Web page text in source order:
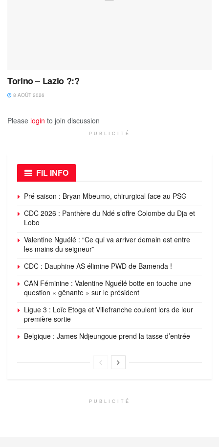
Torino – Lazio ?:?
8 AOÛT 2026
Please login to join discussion
PUBLICITÉ
FIL INFO
Pré saison : Bryan Mbeumo, chirurgical face au PSG
CDC 2026 : Panthère du Ndé s’offre Colombe du Dja et
Lobo
Valentine Nguélé : “Ce qui va arriver demain est entre
les mains du seigneur”
CDC : Dauphine AS élimine PWD de Bamenda !
CAN Féminine : Valentine Nguélé botte en touche une
question « gênante » sur le président
Ligue 3 : Loïc Etoga et Villefranche coulent lors de leur
première sortie
Belgique : James Ndjeungoue prend la tasse d’entrée
PUBLICITÉ